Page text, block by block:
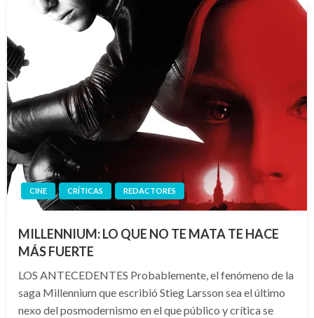
CINE CRÍTICAS REDACTORES
MILLENNIUM: LO QUE NO TE MATA TE HACE
MÁS FUERTE
LOS ANTECEDENTES Probablemente, el fenómeno de la
saga Millennium que escribió Stieg Larsson sea el último
nexo del posmodernismo en el que público y crítica se